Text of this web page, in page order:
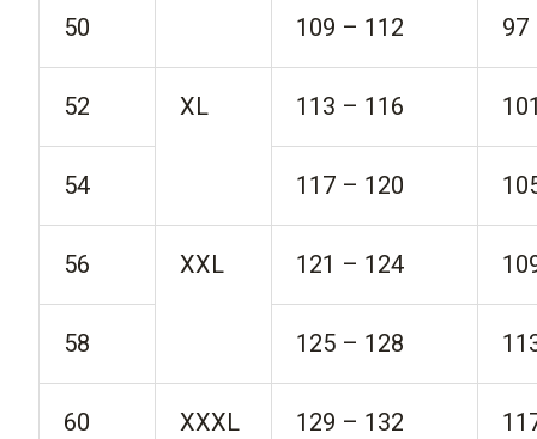
50 109 – 112 97
52 XL 113 – 116
54 117 – 120
56 XXL 121 – 124
58 125 – 128
60 XXXL 129 – 132